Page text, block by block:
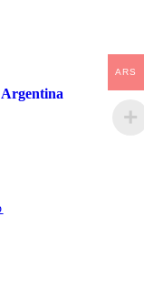
Argentina
ARS